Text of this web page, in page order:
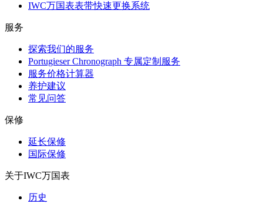
IWC万国表表带快速更换系统
服务
探索我们的服务
Portugieser Chronograph 专属定制服务
服务价格计算器
养护建议
常见问答
保修
延长保修
国际保修
关于IWC万国表
历史